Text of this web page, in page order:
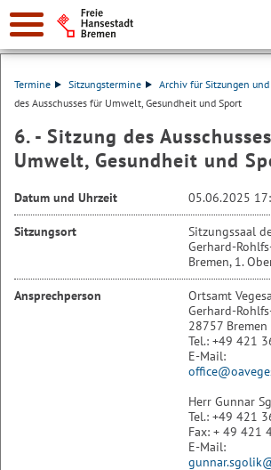
Suche:
Termine Sitzungstermine Archiv für Sitzungen
des Ausschusses für Umwelt, Gesundheit und Sport
6. - Sitzung des
Umwelt, Gesundheit und
Datum und Uhrzeit 05.06.2025
Sitzungsort
Sitzungssaal
Gerhard-
Bremen, 1.
Ansprechperson
Ortsamt
Gerhard-
28757 Bremen
Tel.: +49 421
E-Mail:
Herr Gunnar
Tel.: +49 421
Fax: + 49 421
E-Mail: